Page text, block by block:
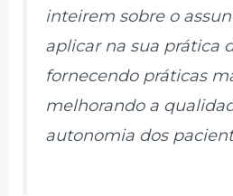
inteirem sobre o
aplicar na sua prática
fornecendo práticas
melhorando a
autonomia dos